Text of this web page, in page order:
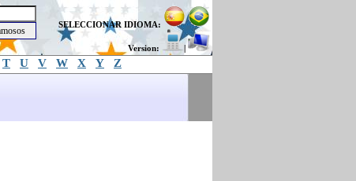
SELECCIONAR IDIOMA:
Version: |
T U V W X Y Z